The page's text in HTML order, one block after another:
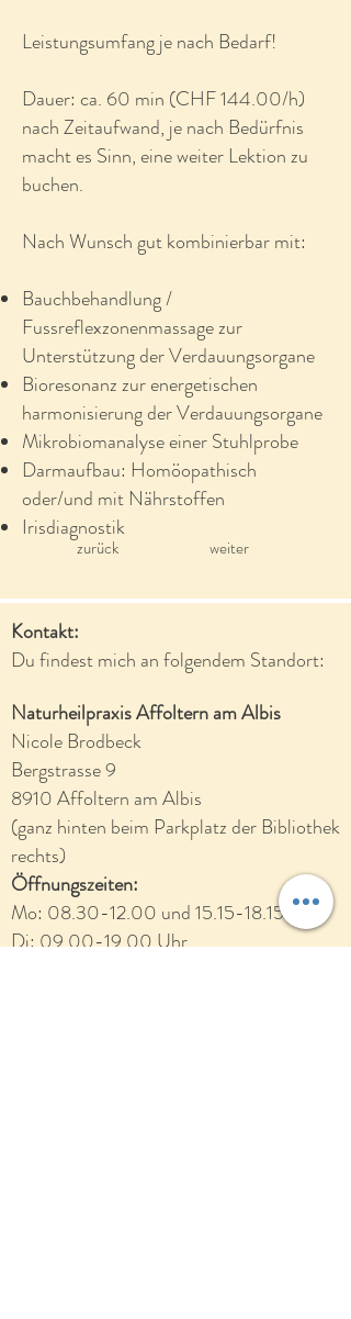
Leistungsumfang je nach Bedarf!
Dauer: ca. 60 min (CHF 144.00/h)
nach Zeitaufwand, je nach Bedürfnis
macht es Sinn, eine weiter Lektion zu
buchen.
Nach Wunsch gut kombinierbar mit:
Bauchbehandlung /
Fussreflexzonenmassage zur
Unterstützung der Verdauungsorgane
Bioresonanz zur energetischen
harmonisierung der Verdauungsorgane
Mikrobiomanalyse einer Stuhlprobe
Darmaufbau: Homöopathisch
oder/und mit Nährstoffen
Irisdiagnostik
zurück weiter
Kontakt:
Du findest mich an folgendem Standort:
Naturheilpraxis Affoltern am Albis
Nicole Brodbeck
Bergstrasse 9
8910 Affoltern am Albis
(ganz hinten beim Parkplatz der Bibliothek
rechts)
Öffnungszeiten:
Mo: 08.30-12.00 und15.15-18.15Uhr
Di:09.00-19.00Uhr